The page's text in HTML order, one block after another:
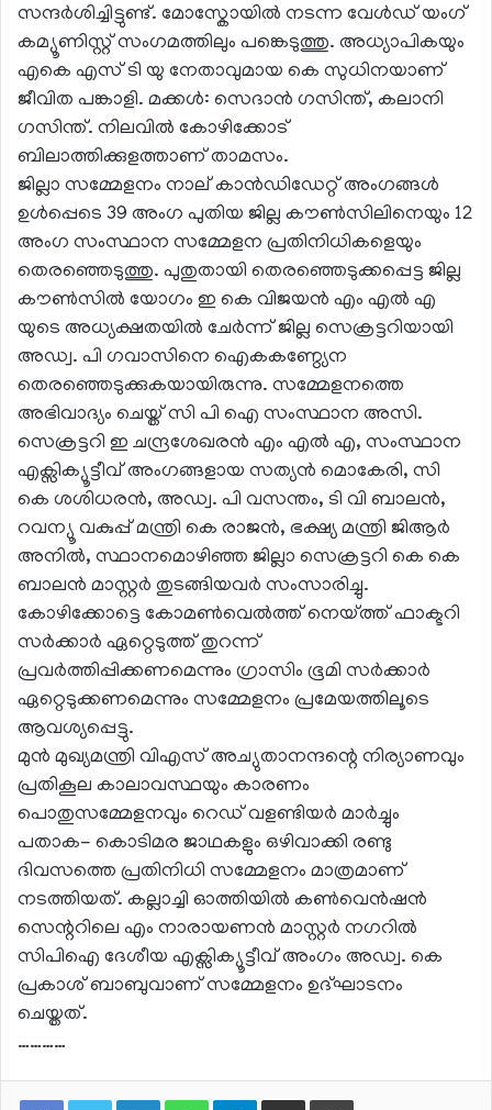
സന്ദർശിച്ചിട്ടുണ്ട്. മോസ്കോയിൽ നടന്ന വേൾഡ് യംഗ്
കമ്യൂണിസ്റ്റ് സംഗമത്തിലും പങ്കെടുത്തു. അധ്യാപികയും
എകെ എസ് ടി യു നേതാവുമായ കെ സുധിനയാണ്
ജീവിത പങ്കാളി. മക്കൾ: സെദാൻ ഗസിന്ത്, കലാനി
ഗസിന്ത്. നിലവില്‍ കോഴിക്കോട്
ബിലാത്തിക്കുളത്താണ് താമസം.
ജില്ലാ സമ്മേളനം നാല് കാൻഡിഡേറ്റ് അംഗങ്ങൾ
ഉൾപ്പെടെ 39 അംഗ പുതിയ ജില്ല കൗൺസിലിനെയും 12
അംഗ സംസ്ഥാന സമ്മേളന പ്രതിനിധികളെയും
തെരഞ്ഞെടുത്തു. പുതുതായി തെരഞ്ഞെടുക്കപ്പെട്ട ജില്ല
കൗൺസിൽ യോഗം ഇ കെ വിജയൻ എം എൽ എ
യുടെ അധ്യക്ഷതയിൽ ചേർന്ന് ജില്ല സെക്രട്ടറിയായി
അഡ്വ. പി ഗവാസിനെ ഐകകണ്ഠ്യേന
തെരഞ്ഞെടുക്കുകയായിരുന്നു. സമ്മേളനത്തെ
അഭിവാദ്യം ചെയ്ത് സി പി ഐ സംസ്ഥാന അസി.
സെക്രട്ടറി ഇ ചന്ദ്രശേഖരൻ എം എൽ എ, സംസ്ഥാന
എക്സിക്യൂട്ടീവ് അംഗങ്ങളായ സത്യൻ മൊകേരി, സി
കെ ശശിധരൻ, അഡ്വ. പി വസന്തം, ടി വി ബാലൻ,
റവന്യൂ വകുപ്പ് മന്ത്രി കെ രാജൻ, ഭക്ഷ്യ മന്ത്രി ജിആർ
അനിൽ, സ്ഥാനമൊഴിഞ്ഞ ജില്ലാ സെക്രട്ടറി കെ കെ
ബാലൻ മാസ്റ്റർ തുടങ്ങിയവർ സംസാരിച്ചു.
കോഴിക്കോട്ടെ കോമൺവെൽത്ത് നെയ്ത്ത് ഫാക്ടറി
സർക്കാർ ഏറ്റെടുത്ത് തുറന്ന്
പ്രവർത്തിപ്പിക്കണമെന്നും ഗ്രാസിം ഭൂമി സർക്കാർ
ഏറ്റെടുക്കണമെന്നും സമ്മേളനം പ്രമേയത്തിലൂടെ
ആവശ്യപ്പെട്ടു.
മുൻ മുഖ്യമന്ത്രി വിഎസ് അച്യുതാനന്ദന്റെ നിര്യാണവും
പ്രതികൂല കാലാവസ്ഥയും കാരണം
പൊതുസമ്മേളനവും റെഡ് വളണ്ടിയർ മാർച്ചും
പതാക- കൊടിമര ജാഥകളും ഒഴിവാക്കി രണ്ടു
ദിവസത്തെ പ്രതിനിധി സമ്മേളനം മാത്രമാണ്
നടത്തിയത്. കല്ലാച്ചി ഓത്തിയിൽ കൺവെൻഷൻ
സെന്ററിലെ എം നാരായണൻ മാസ്റ്റർ നഗറിൽ
സിപിഐ ദേശീയ എക്സിക്യൂട്ടീവ് അംഗം അഡ‍്വ. കെ
പ്രകാശ് ബാബുവാണ് സമ്മേളനം ഉദ്ഘാടനം
ചെയ്തത്.
…………
LinkedInWhatsAppTelegramShare via Email Print